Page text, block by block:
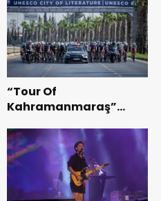
“Tour Of
Kahramanmaraş”
Bisikleti Turnuvası
Tamamlandı.